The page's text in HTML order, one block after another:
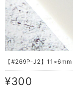
【#269P-J2】
¥300